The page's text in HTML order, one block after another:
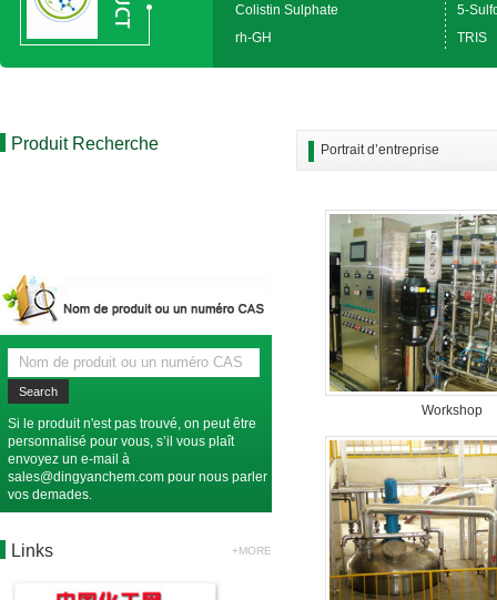
Colistin Sulphate
5-
rh-GH
TRIS
Produit Recherche
Si le produit n'est pas trouvé, on peut être
personnalisé pour vous, s’il vous plaît
envoyez un e-mail à
sales@dingyanchem.com pour nous parler
vos demades.
Links +MORE
Portrait d’entreprise
Workshop